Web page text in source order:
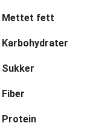
Mettet fett
Karbohydrater
Sukker
Fiber
Protein